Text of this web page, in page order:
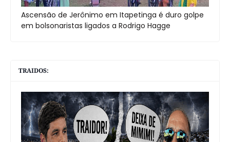
Ascensão de Jerônimo em Itapetinga é duro golpe
em bolsonaristas ligados a Rodrigo Hagge
TRAIDOS: